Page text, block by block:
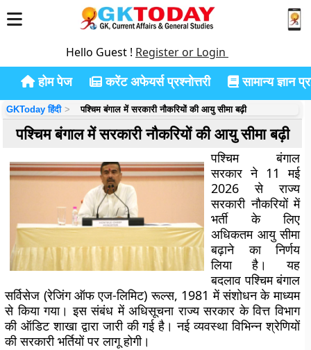
Hello Guest ! Register or Login
होम पेज करेंट अफेयर्स प्रश्नोत्तरी सामान्य ज्ञान
GKToday हिंदी पश्चिम बंगाल में सरकारी नौकरियों की आयु सीमा बढ़ी
पश्चिम बंगाल में सरकारी नौकरियों की आयु सीमा बढ़ी
पश्चिम बंगाल
सरकार ने 11 मई
2026 से राज्य
सरकारी नौकरियों में
भर्ती के लिए
अधिकतम आयु सीमा
बढ़ाने का निर्णय
लिया है। यह
बदलाव पश्चिम बंगाल
सर्विसेज (रेजिंग ऑफ एज-लिमिट) रूल्स, 1981 में संशोधन के माध्यम
से किया गया। इस संबंध में अधिसूचना राज्य सरकार के वित्त विभाग
की ऑडिट शाखा द्वारा जारी की गई है। नई व्यवस्था विभिन्न श्रेणियों
की सरकारी भर्तियों पर लागू होगी।